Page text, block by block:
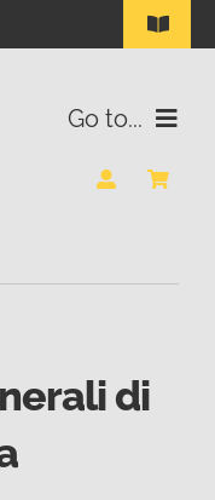
Toggle
Go to...
di